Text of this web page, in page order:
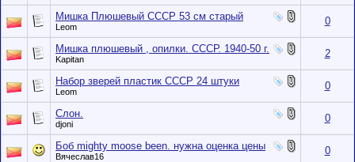
Мишка Плюшевый СССР 53 см старый
Leom 0
Мишка плюшевый , опилки. СССР. 1940-50 г.
Kapitan 2
Набор зверей пластик СССР 24 штуки
Leom 0
Слон.
djoni 0
Боб mighty moose been. нужна оценка цены
Вячеслав16 0